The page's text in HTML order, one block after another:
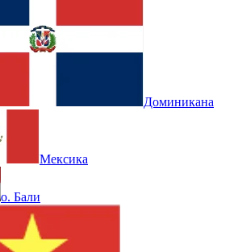
Доминикана
Мексика
о. Бали